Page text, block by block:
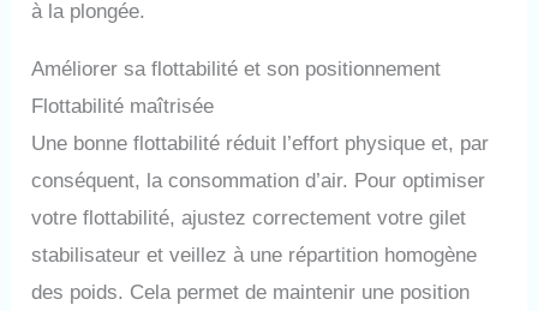
à la plongée.
Améliorer sa flottabilité et son positionnement
Flottabilité maîtrisée
Une bonne flottabilité réduit l’effort physique et, par
conséquent, la consommation d’air. Pour optimiser
votre flottabilité, ajustez correctement votre gilet
stabilisateur et veillez à une répartition homogène
des poids. Cela permet de maintenir une position